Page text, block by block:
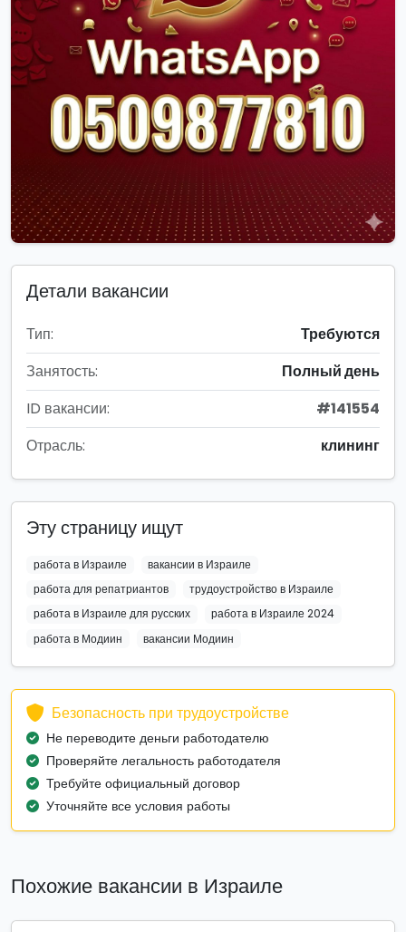
Детали вакансии
Тип:
Требуются
Занятость:
Полный день
ID вакансии:
#141554
Отрасль:
клининг
Эту страницу ищут
работа в Израиле
вакансии в Израиле
работа для репатриантов
трудоустройство в Израиле
работа в Израиле для русских
работа в Израиле 2024
работа в Модиин
вакансии Модиин
Безопасность при трудоустройстве
Не переводите деньги работодателю
Проверяйте легальность работодателя
Требуйте официальный договор
Уточняйте все условия работы
Похожие вакансии в Израиле